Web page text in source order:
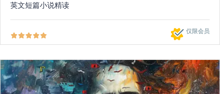
英文短篇小说精读
仅限会员